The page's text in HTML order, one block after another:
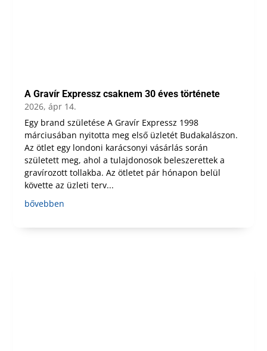
A Gravír Expressz csaknem 30 éves története
2026, ápr 14.
Egy brand születése A Gravír Expressz 1998
márciusában nyitotta meg első üzletét Budakalászon.
Az ötlet egy londoni karácsonyi vásárlás során
született meg, ahol a tulajdonosok beleszerettek a
gravírozott tollakba. Az ötletet pár hónapon belül
követte az üzleti terv...
bővebben